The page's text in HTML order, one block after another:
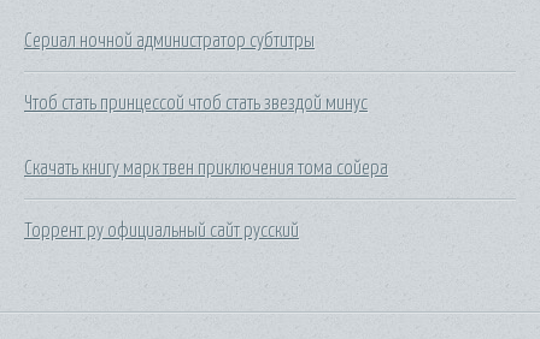
Сериал ночной администратор субтитры
Чтоб стать принцессой чтоб стать звездой минус
Скачать книгу марк твен приключения тома сойера
Торрент ру официальный сайт русский